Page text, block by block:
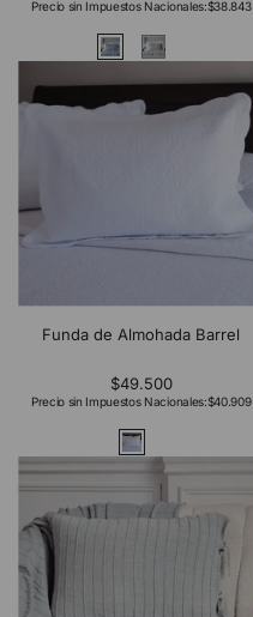
Precio sin Impuestos Nacionales:$38.843
Funda de Almohada Barrel
$49.500
Precio sin Impuestos Nacionales:$40.909